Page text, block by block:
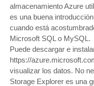
almacenamiento Azure
es una buena
cuando está
Microsoft SQL o MySQL.
Puede descargar e
https://
visualizar los datos. No
Storage Explorer es una